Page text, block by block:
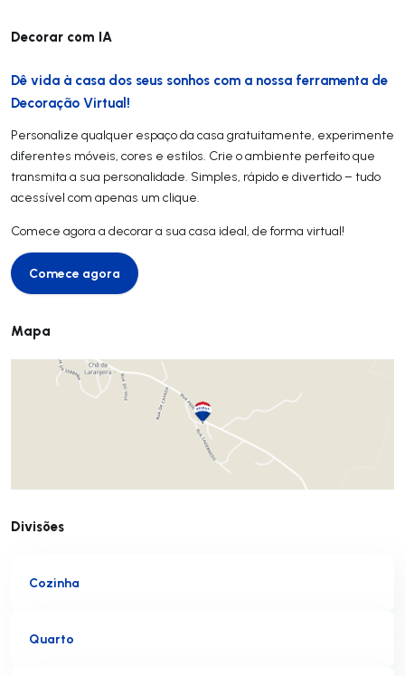
Decorar com IA
Dê vida à casa dos seus sonhos com a nossa ferramenta de
Decoração Virtual!
Personalize qualquer espaço da casa gratuitamente, experimente
diferentes móveis, cores e estilos. Crie o ambiente perfeito que
transmita a sua personalidade. Simples, rápido e divertido – tudo
acessível com apenas um clique.
Comece agora a decorar a sua casa ideal, de forma virtual!
Comece agora
Comece agora
Mapa
Divisões
Cozinha
Quarto